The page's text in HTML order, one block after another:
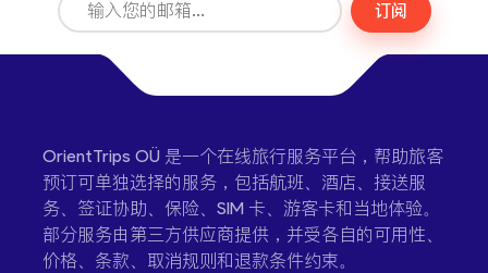
订阅
OrientTrips OÜ 是一个在线旅行服务平台，帮助旅客
预订可单独选择的服务，包括航班、酒店、接送服
务、签证协助、保险、SIM 卡、游客卡和当地体验。
部分服务由第三方供应商提供，并受各自的可用性、
价格、条款、取消规则和退款条件约束。